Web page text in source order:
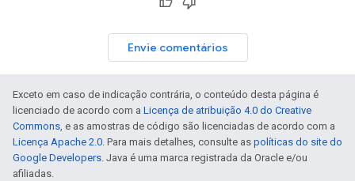
Envie comentários
Exceto em caso de indicação contrária, o conteúdo desta página é
licenciado de acordo com a Licença de atribuição 4.0 do Creative
Commons, e as amostras de código são licenciadas de acordo com a
Licença Apache 2.0. Para mais detalhes, consulte as políticas do site do
Google Developers. Java é uma marca registrada da Oracle e/ou
afiliadas.